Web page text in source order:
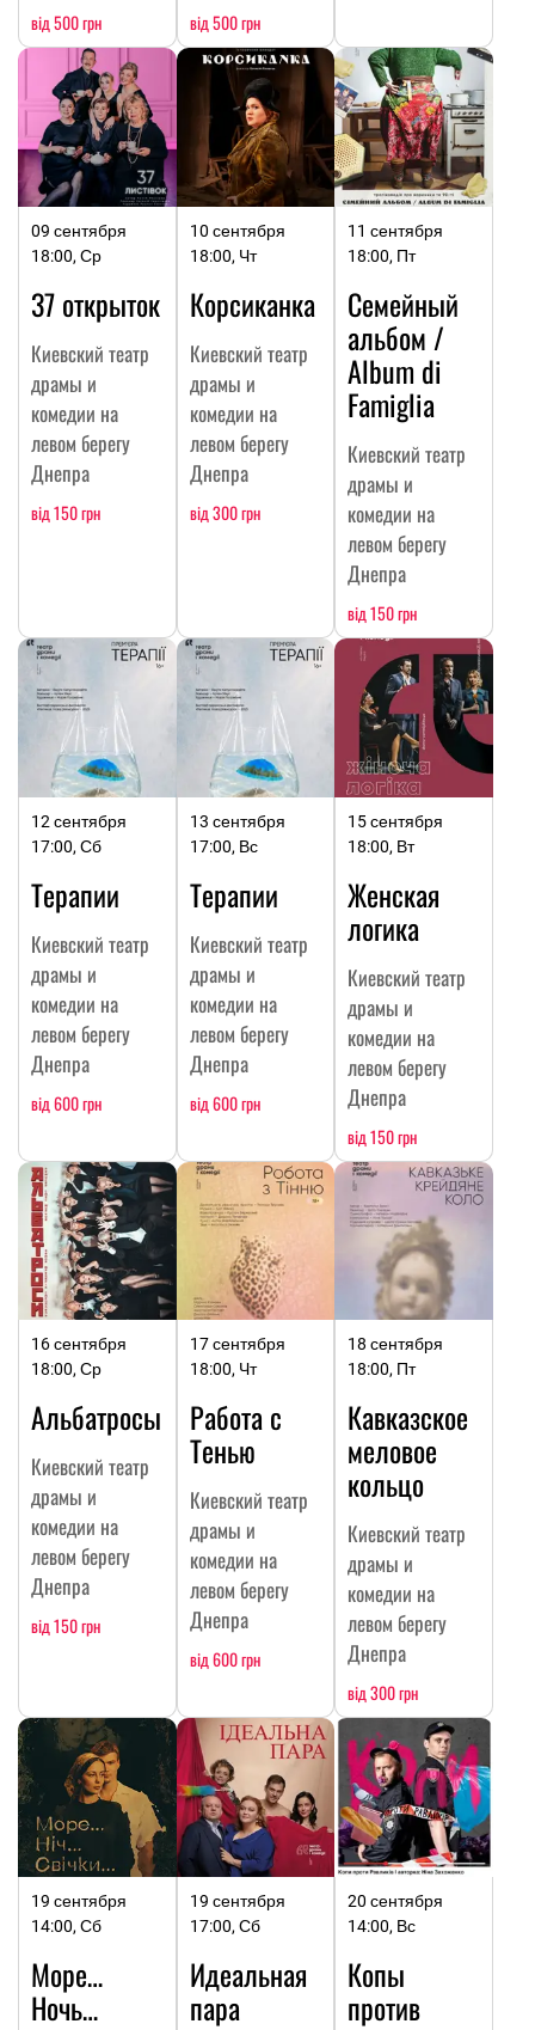
від 500 грн від 500 грн
09 сентября
18:00, Ср
37 открыток
Киевский театр
драмы и
комедии на
левом берегу
Днепра
від 150 грн
10 сентября
18:00, Чт
Корсиканка
Киевский театр
драмы и
комедии на
левом берегу
Днепра
від 300 грн
11 сентября
18:00, Пт
Семейный
альбом /
Album di
Famiglia
Киевский театр
драмы и
комедии на
левом берегу
Днепра
від 150 грн
12 сентября
17:00, Сб
Терапии
Киевский театр
драмы и
комедии на
левом берегу
Днепра
від 600 грн
13 сентября
17:00, Вс
Терапии
Киевский театр
драмы и
комедии на
левом берегу
Днепра
від 600 грн
15 сентября
18:00, Вт
Женская
логика
Киевский театр
драмы и
комедии на
левом берегу
Днепра
від 150 грн
16 сентября
18:00, Ср
Альбатросы
Киевский театр
драмы и
комедии на
левом берегу
Днепра
від 150 грн
17 сентября
18:00, Чт
Работа с
Тенью
Киевский театр
драмы и
комедии на
левом берегу
Днепра
від 600 грн
18 сентября
18:00, Пт
Кавказское
меловое
кольцо
Киевский театр
драмы и
комедии на
левом берегу
Днепра
від 300 грн
19 сентября
14:00, Сб
Море…
Ночь…
19 сентября
17:00, Сб
Идеальная
пара
20 сентября
14:00, Вс
Копы
против